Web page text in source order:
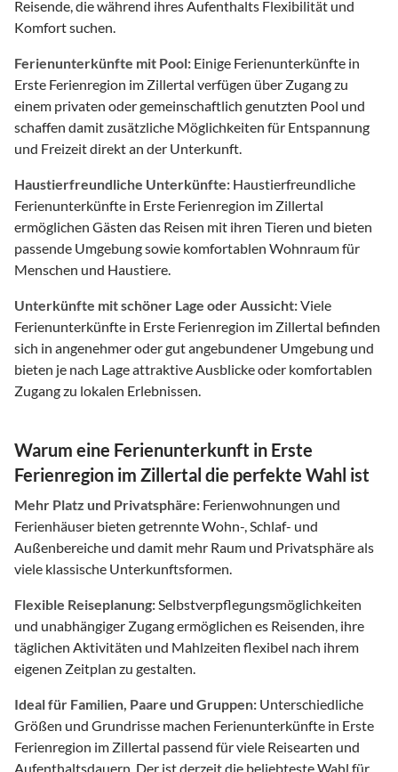
Reisende, die während ihres Aufenthalts Flexibilität und
Komfort suchen.
Ferienunterkünfte mit Pool: Einige Ferienunterkünfte in
Erste Ferienregion im Zillertal verfügen über Zugang zu
einem privaten oder gemeinschaftlich genutzten Pool und
schaffen damit zusätzliche Möglichkeiten für Entspannung
und Freizeit direkt an der Unterkunft.
Haustierfreundliche Unterkünfte: Haustierfreundliche
Ferienunterkünfte in Erste Ferienregion im Zillertal
ermöglichen Gästen das Reisen mit ihren Tieren und bieten
passende Umgebung sowie komfortablen Wohnraum für
Menschen und Haustiere.
Unterkünfte mit schöner Lage oder Aussicht:Viele
Ferienunterkünfte in Erste Ferienregion im Zillertal befinden
sich in angenehmer oder gut angebundener Umgebung und
bieten je nach Lage attraktive Ausblicke oder komfortablen
Zugang zu lokalen Erlebnissen.
Warum eine Ferienunterkunft in Erste
Ferienregion im Zillertal die perfekte Wahl ist
Mehr Platz und Privatsphäre: Ferienwohnungen und
Ferienhäuser bieten getrennte Wohn-, Schlaf- und
Außenbereiche und damit mehr Raum und Privatsphäre als
viele klassische Unterkunftsformen.
Flexible Reiseplanung:Selbstverpflegungsmöglichkeiten
und unabhängiger Zugang ermöglichen es Reisenden, ihre
täglichen Aktivitäten und Mahlzeiten flexibel nach ihrem
eigenen Zeitplan zu gestalten.
Ideal für Familien, Paare und Gruppen: Unterschiedliche
Größen und Grundrisse machen Ferienunterkünfte in Erste
Ferienregion im Zillertal passend für viele Reisearten und
Aufenthaltsdauern. Der ist derzeit die beliebteste Wahl für